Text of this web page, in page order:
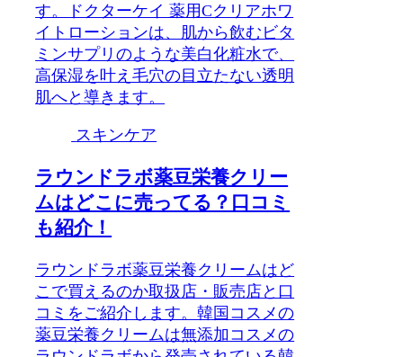
す。ドクターケイ 薬用Cクリアホワ
イトローションは、肌から飲むビタ
ミンサプリのような美白化粧水で、
高保湿を叶え毛穴の目立たない透明
肌へと導きます。
スキンケア
ラウンドラボ薬豆栄養クリー
ムはどこに売ってる？口コミ
も紹介！
ラウンドラボ薬豆栄養クリームはど
こで買えるのか取扱店・販売店と口
コミをご紹介します。韓国コスメの
薬豆栄養クリームは無添加コスメの